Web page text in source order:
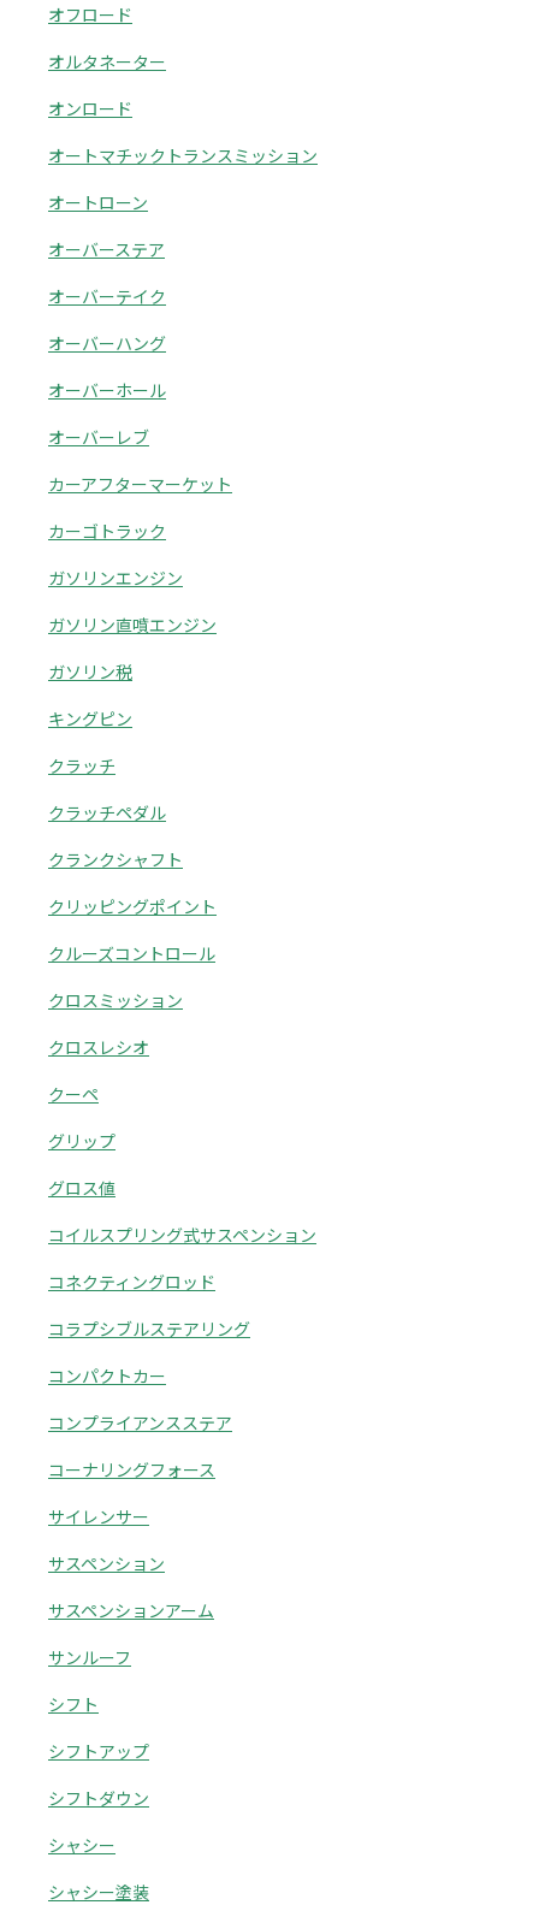
オフロード
オルタネーター
オンロード
オートマチックトランスミッション
オートローン
オーバーステア
オーバーテイク
オーバーハング
オーバーホール
オーバーレブ
カーアフターマーケット
カーゴトラック
ガソリンエンジン
ガソリン直噴エンジン
ガソリン税
キングピン
クラッチ
クラッチペダル
クランクシャフト
クリッピングポイント
クルーズコントロール
クロスミッション
クロスレシオ
クーペ
グリップ
グロス値
コイルスプリング式サスペンション
コネクティングロッド
コラプシブルステアリング
コンパクトカー
コンプライアンスステア
コーナリングフォース
サイレンサー
サスペンション
サスペンションアーム
サンルーフ
シフト
シフトアップ
シフトダウン
シャシー
シャシー塗装